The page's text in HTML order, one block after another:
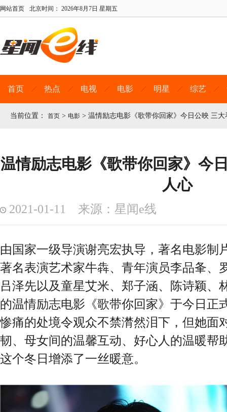
网站首页 北京时间： 2026年8月7日 星期五
首页 热点 电视 电影 明星 综艺
当前位置： 首页 > 电影 > 温情励志电影《歌带你回家》今日公映 三
温情励志电影《歌带你回家》今
人心
2021-01-11 来源：星闻e线
由国家一级导演谢亮宏执导，著名电影制
著名表演艺术家牛犇、青年演员李品夆、
吕泽先以及童星艾米、郑子涵、陈诗颖、
的温情励志电影《歌带你回家》于今日正
惨痛的处境令观众不禁潸然泪下，但她面
韧、母女间的温馨互动、好心人的温暖帮
这个冬日增添了一丝暖意。